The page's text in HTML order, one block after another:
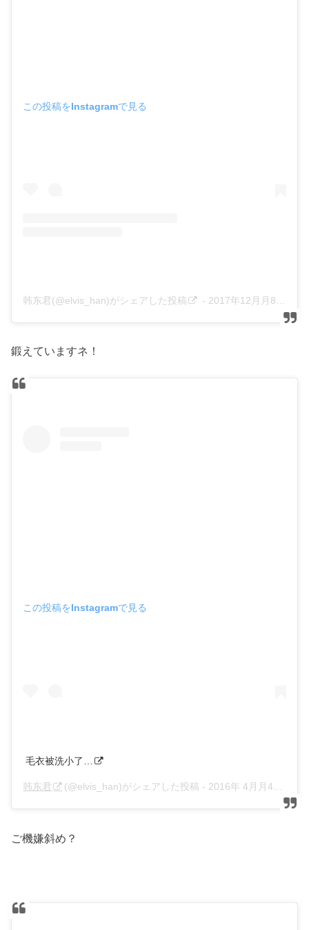
この投稿をInstagramで見る
韩东君(@elvis_han)がシェアした投稿 - 2017年12月月8日午前7時55分PST
鍛えていますネ！
この投稿をInstagramで見る
毛衣被洗小了…
韩东君 (@elvis_han)がシェアした投稿 - 2016年 4月月4日午後3時42分PDT
ご機嫌斜め？